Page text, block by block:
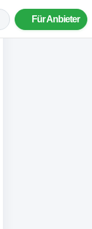
Für Anbieter